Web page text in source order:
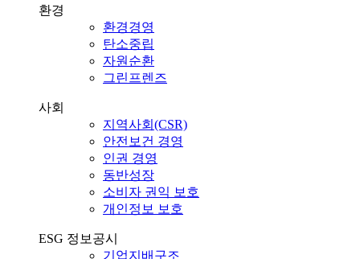
환경
환경경영
탄소중립
자원순환
그린프렌즈
사회
지역사회(CSR)
안전보건 경영
인권 경영
동반성장
소비자 권익 보호
개인정보 보호
ESG 정보공시
기업지배구조